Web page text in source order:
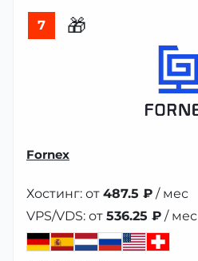
7 🎁
Fornex
Хостинг: от 487.5 ₽ / мес
VPS/VDS: от 536.25 ₽ / мес